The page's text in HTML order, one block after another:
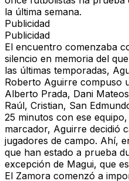
la última semana.
Publicidad
Publicidad
El encuentro comenzaba
silencio en memoria del
las últimas temporadas,
Roberto Aguirre compuso
Alberto Prada, Dani
Raúl, Cristian, San
25 minutos con ese
marcador, Aguirre decidió
jugadores de campo. Ahí,
que han estado a prueba
excepción de Magui, que
El Zamora comenzó a